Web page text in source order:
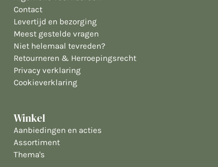
Contact
Levertijd en bezorging
Meest gestelde vragen
Niet helemaal tevreden?
Retourneren & Herroepingsrecht
Privacy verklaring
Cookieverklaring
Winkel
Aanbiedingen en acties
Assortiment
Thema's